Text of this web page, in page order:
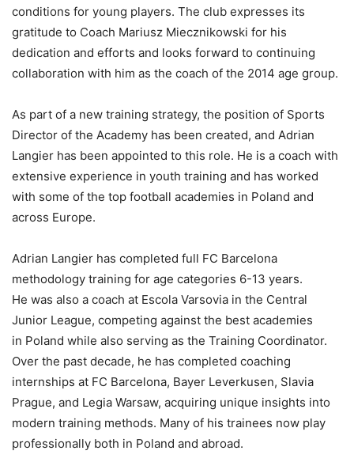
conditions for young players. The club expresses its
gratitude to Coach Mariusz Miecznikowski for his
dedication and efforts and looks forward to continuing
collaboration with him as the coach of the 2014 age group.
As part of a new training strategy, the position of Sports
Director of the Academy has been created, and Adrian
Langier has been appointed to this role. He is a coach with
extensive experience in youth training and has worked
with some of the top football academies in Poland and
across Europe.
Adrian Langier has completed full FC Barcelona
methodology training for age categories 6-13 years.
He was also a coach at Escola Varsovia in the Central
Junior League, competing against the best academies
in Poland while also serving as the Training Coordinator.
Over the past decade, he has completed coaching
internships at FC Barcelona, Bayer Leverkusen, Slavia
Prague, and Legia Warsaw, acquiring unique insights into
modern training methods. Many of his trainees now play
professionally both in Poland and abroad.